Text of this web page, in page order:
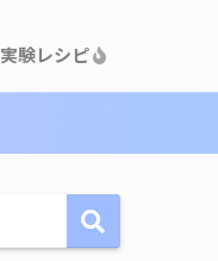
実験レシピ